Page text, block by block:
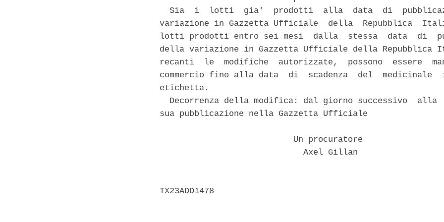
Sia  i  lotti  gia'  prodotti  alla  data  di
variazione in Gazzetta Ufficiale  della  Repubblica
lotti prodotti entro sei mesi  dalla  stessa  data  di
della variazione in Gazzetta Ufficiale della Repubblica
recanti  le  modifiche  autorizzate,  possono  essere
commercio fino alla data  di  scadenza  del  medicinale
etichetta.
Decorrenza della modifica: dal giorno successivo  alla
sua pubblicazione nella Gazzetta Ufficiale
                           Un procuratore
                             Axel Gillan